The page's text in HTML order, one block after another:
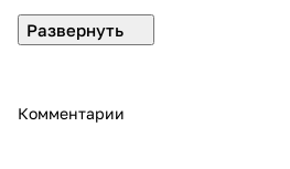
Комментарии